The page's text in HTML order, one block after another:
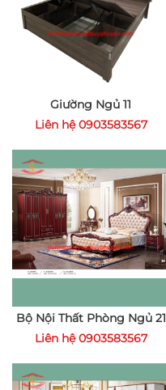
Giường Ngủ 11
Liên hệ 0903583567
Bộ Nội Thất Phòng Ngủ 21
Liên hệ 0903583567